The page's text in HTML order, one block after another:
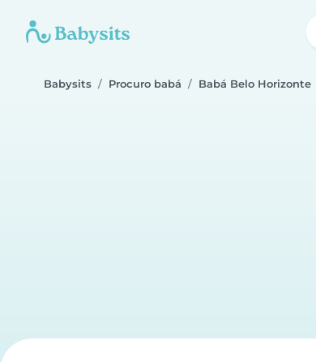
Babysits Procuro babá Babá Belo Horizonte